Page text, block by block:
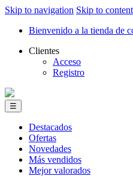
Skip to navigation Skip to content
Bienvenido a la tienda de
Clientes
Acceso
Registro
☰
Destacados
Ofertas
Novedades
Más vendidos
Mejor valorados